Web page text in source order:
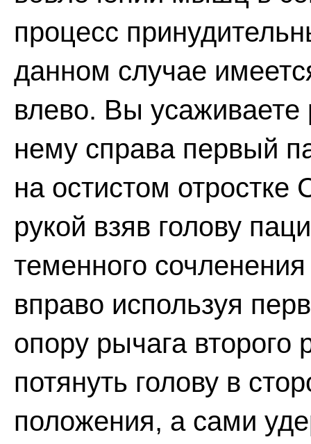
процесс
данном случае
влево. Вы усаживаете
нему справа первый
на остистом отростке
рукой взяв голову
теменного
вправо используя
опору рычага
потянуть голову в
положения, а сами